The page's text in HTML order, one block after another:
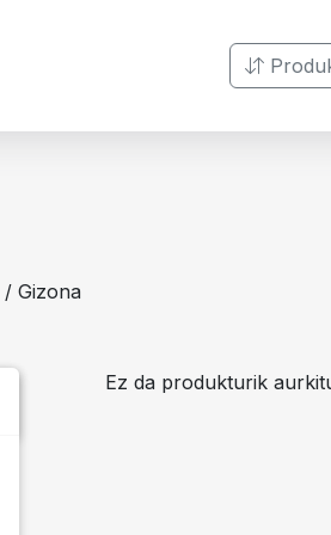
/ Gizona
Ez da produkturik